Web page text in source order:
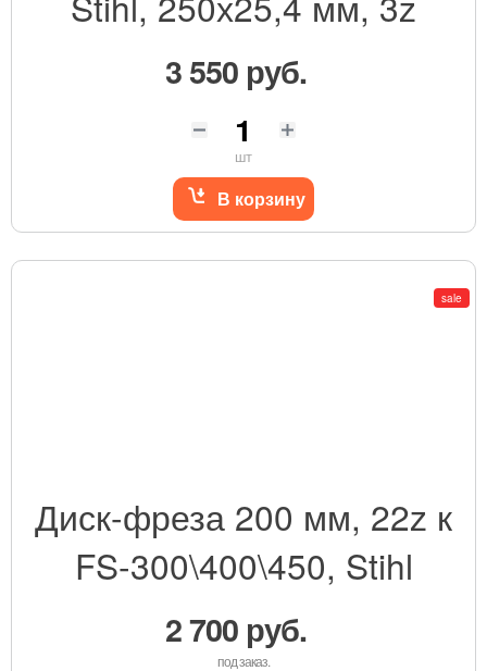
3 550 руб.
шт
В корзину
sale
Диск-фреза 200 мм, 22z к
FS-300\400\450, Stihl
2 700 руб.
под заказ.